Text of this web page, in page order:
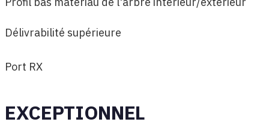
Délivrabilité supérieure
Port RX
EXCEPTIONNEL